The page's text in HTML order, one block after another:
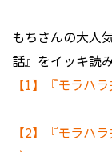
もちさんの大人
話』をイッキ読
【1】『モラハ
【2】『モラハ